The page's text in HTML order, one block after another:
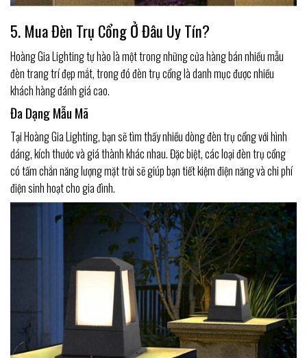
5. Mua Đèn Trụ Cổng Ở Đâu Uy Tín?
Hoàng Gia Lighting tự hào là một trong những cửa hàng bán nhiều mẫu
đèn trang trí đẹp mắt, trong đó đèn trụ cổng là danh mục được nhiều
khách hàng đánh giá cao.
Đa Dạng Mẫu Mã
Tại Hoàng Gia Lighting, bạn sẽ tìm thấy nhiều dòng đèn trụ cổng với hình
dáng, kích thước và giá thành khác nhau. Đặc biệt, các loại đèn trụ cổng
có tấm chắn năng lượng mặt trời sẽ giúp bạn tiết kiệm điện năng và chi phí
điện sinh hoạt cho gia đình.